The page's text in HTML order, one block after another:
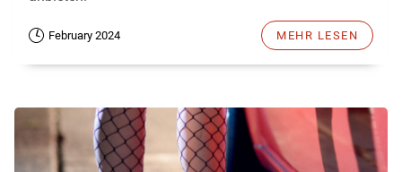
February 2024 MEHR LESEN